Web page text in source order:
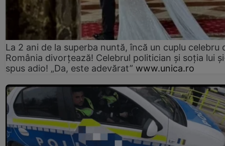
La 2 ani de la superba nuntă, încă un cuplu celebru
România divorțează! Celebrul politician și soția lui
spus adio! „Da, este adevărat” www.unica.ro